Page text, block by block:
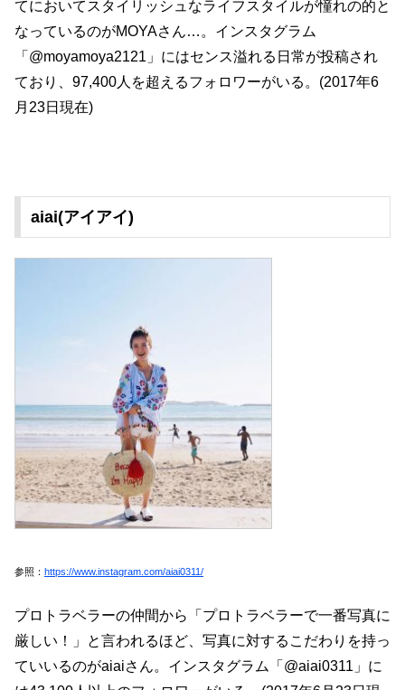
てにおいてスタイリッシュなライフスタイルが憧れの的と
なっているのがMOYAさん…。インスタグラム
「@moyamoya2121」にはセンス溢れる日常が投稿され
ており、97,400人を超えるフォロワーがいる。(2017年6
月23日現在)
aiai(アイアイ)
参照： https://www.instagram.com/aiai0311/
プロトラベラーの仲間から「プロトラベラーで一番写真に
厳しい！」と言われるほど、写真に対するこだわりを持っ
ていいるのがaiaiさん。インスタグラム「@aiai0311」に